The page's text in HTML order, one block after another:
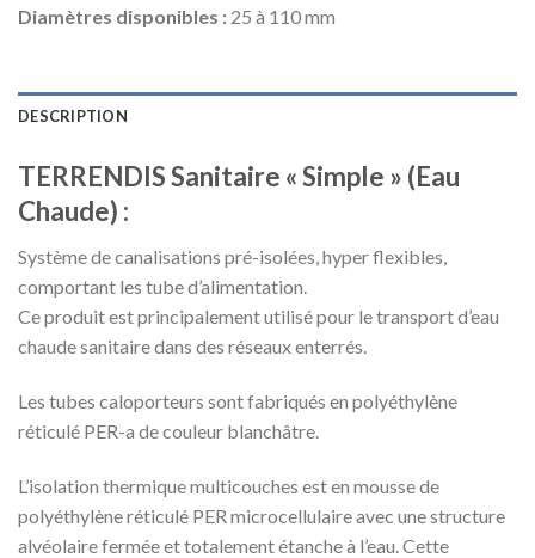
Diamètres disponibles : 25 à 110 mm
DESCRIPTION
TERRENDIS Sanitaire « Simple » (Eau
Chaude) :
Système de canalisations pré-isolées, hyper flexibles,
comportant les tube d’alimentation.
Ce produit est principalement utilisé pour le transport d’eau
chaude sanitaire dans des réseaux enterrés.
Les tubes caloporteurs sont fabriqués en polyéthylène
réticulé PER-a de couleur blanchâtre.
L’isolation thermique multicouches est en mousse de
polyéthylène réticulé PER microcellulaire avec une structure
alvéolaire fermée et totalement étanche à l’eau. Cette